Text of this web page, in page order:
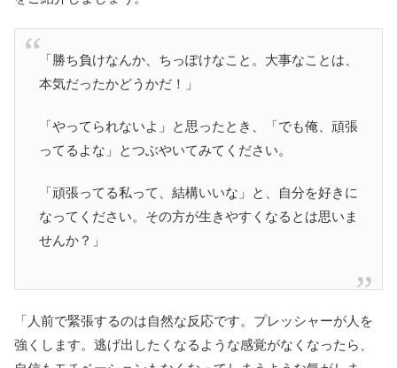
「勝ち負けなんか、ちっぽけなこと。大事なことは、
本気だったかどうかだ！」
「やってられないよ」と思ったとき、「でも俺、頑張
ってるよな」とつぶやいてみてください。
「頑張ってる私って、結構いいな」と、自分を好きに
なってください。その方が生きやすくなるとは思いま
せんか？」
「人前で緊張するのは自然な反応です。プレッシャーが人を
強くします。逃げ出したくなるような感覚がなくなったら、